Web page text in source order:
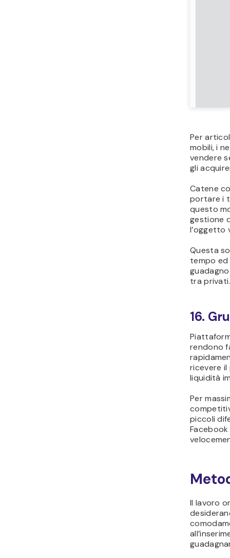
Per
mobili, i
vendere
gli
Catene
portare i
questo
gestione
l’oggetto
Questa
tempo
tra privati.
16.
rendono
ricevere il
liquidità
Per
piccoli
Il lavoro